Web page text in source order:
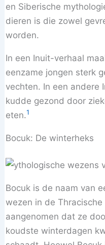
en Siberische
dieren is die zowel
worden.
In een Inuit-verhaal
eenzame jongen sterk
vechten. In een andere
kudde gezond door
eten.1
Bocuk: De winterheks
Bocuk is de naam van
wezen in de
aangenomen dat ze
koudste winterdagen